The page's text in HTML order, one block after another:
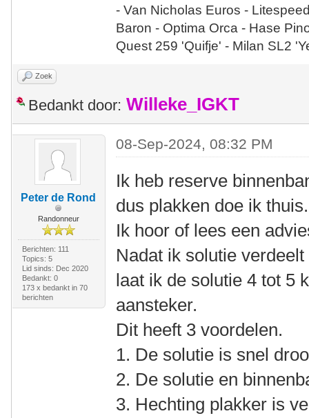
- Van Nicholas Euros -
Baron - Optima Orca - Hase
Quest 259 'Quifje' - Milan SL2
Zoek
Bedankt door: Willeke_IGKT
Peter de Rond
Randonneur
Berichten: 111
Topics: 5
Lid sinds: Dec 2020
Bedankt: 0
173 x bedankt in 70
berichten
08-Sep-2024, 08:32 PM
Ik heb reserve
dus plakken doe ik thuis.
Ik hoor of lees een
Nadat ik solutie
laat ik de solutie 4 tot 5
aansteker.
Dit heeft 3 voordelen.
1. De solutie is snel
2. De solutie en
3. Hechting plakker is